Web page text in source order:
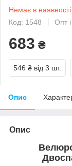
Немає в наявності
Код: 1548
Опт
683 ₴
546 ₴ від 3 шт.
Опис
Опис